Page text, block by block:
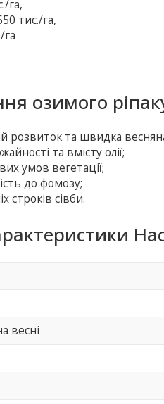
га,
тис./га,
га
озимого
розвиток та швидка
та вмісту олії;
умов вегетації;
до фомозу;
строків сівби.
весні